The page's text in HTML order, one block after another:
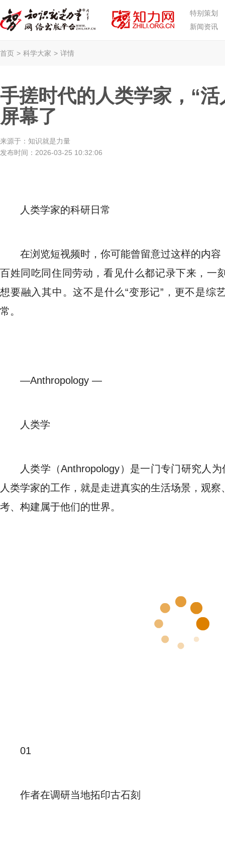
特别策划
新闻资讯
首页 > 科学大家 > 详情
手搓时代的人类学家，“
屏幕了
来源于： 知识就是力量
发布时间： 2026-03-25 10:32:06
人类学家的科研日常
在浏览短视频时，你可能曾留意过这样的内
百姓同吃同住同劳动，看见什么都记录下来，一
想要融入其中。这不是什么“变形记”，更不是综
常。
—Anthropology —
人类学
人类学（Anthropology）是一门专门研究人
人类学家的工作，就是走进真实的生活场景，观
考、构建属于他们的世界。
01
作者在调研当地拓印古石刻